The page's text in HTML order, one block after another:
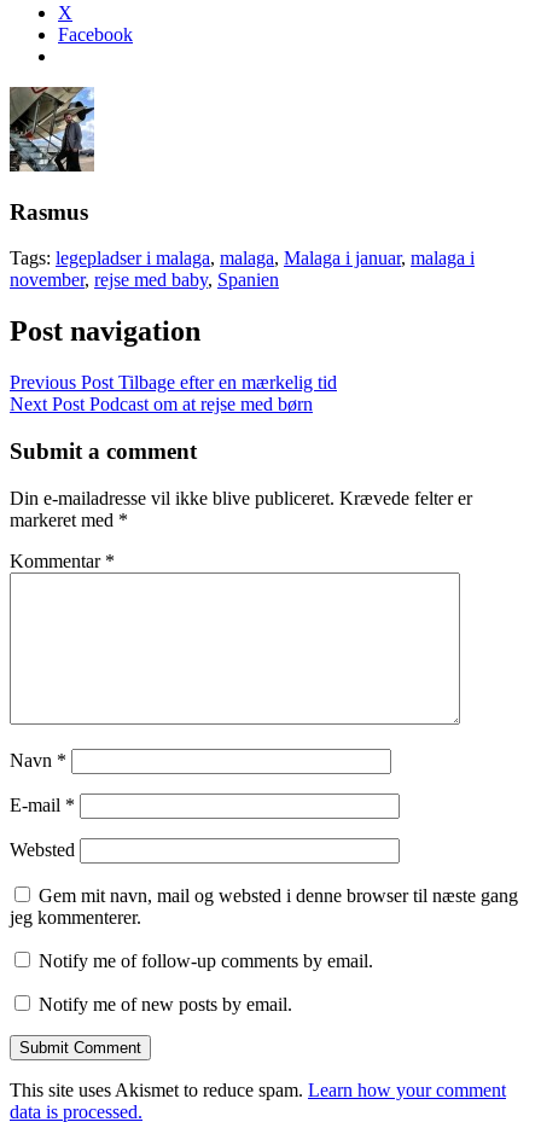
X
Facebook
Rasmus
Tags: legepladser i malaga, malaga, Malaga i januar, malaga i
november, rejse med baby, Spanien
Post navigation
Previous Post Tilbage efter en mærkelig tid
Next Post Podcast om at rejse med børn
Submit a comment
Din e-mailadresse vil ikke blive publiceret. Krævede felter er
markeret med *
Kommentar *
Navn *
E-mail *
Websted
Gem mit navn, mail og websted i denne browser til næste gang
jeg kommenterer.
Notify me of follow-up comments by email.
Notify me of new posts by email.
This site uses Akismet to reduce spam. Learn how your comment
data is processed.